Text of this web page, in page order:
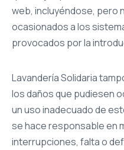
web, incluyéndose, pero
ocasionados a los
provocados por la
Lavandería Solidaria
los daños que pudiesen
un uso inadecuado de
se hace responsable en
interrupciones, falta o